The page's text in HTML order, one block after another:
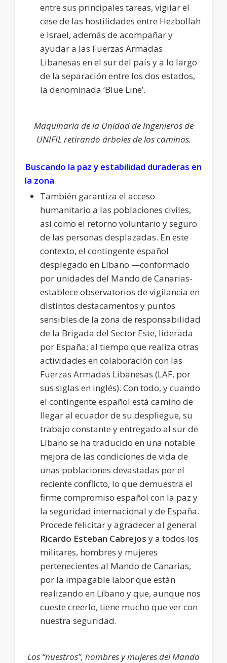
entre sus principales tareas, vigilar el
cese de las hostilidades entre Hezbollah
e Israel, además de acompañar y
ayudar a las Fuerzas Armadas
Libanesas en el sur del país y a lo largo
de la separación entre los dos estados,
la denominada ‘Blue Line’.
Maquinaria de la Unidad de Ingenieros de
UNIFIL retirando árboles de los caminos.
Buscando la paz y estabilidad duraderas en
la zona
También garantiza el acceso
humanitario a las poblaciones civiles,
así como el retorno voluntario y seguro
de las personas desplazadas. En este
contexto, el contingente español
desplegado en Líbano —conformado
por unidades del Mando de Canarias-
establece observatorios de vigilancia en
distintos destacamentos y puntos
sensibles de la zona de responsabilidad
de la Brigada del Sector Este, liderada
por España; al tiempo que realiza otras
actividades en colaboración con las
Fuerzas Armadas Libanesas (LAF, por
sus siglas en inglés). Con todo, y cuando
el contingente español está camino de
llegar al ecuador de su despliegue, su
trabajo constante y entregado al sur de
Líbano se ha traducido en una notable
mejora de las condiciones de vida de
unas poblaciones devastadas por el
reciente conflicto, lo que demuestra el
firme compromiso español con la paz y
la seguridad internacional y de España.
Procede felicitar y agradecer al general
Ricardo Esteban Cabrejos y a todos los
militares, hombres y mujeres
pertenecientes al Mando de Canarias,
por la impagable labor que están
realizando en Líbano y que, aunque nos
cueste creerlo, tiene mucho que ver con
nuestra seguridad.
Los “nuestros”, hombres y mujeres del Mando